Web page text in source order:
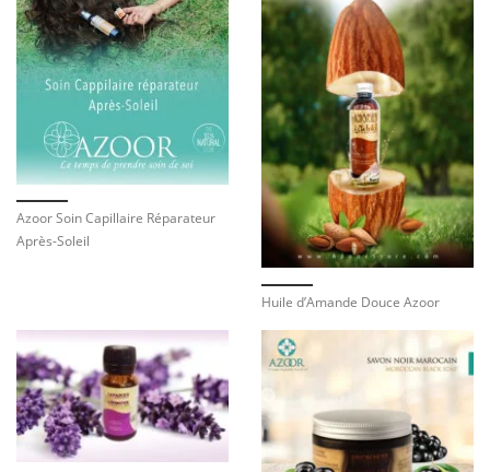
Azoor Soin Capillaire Réparateur
Après-Soleil
Huile d’Amande Douce Azoor